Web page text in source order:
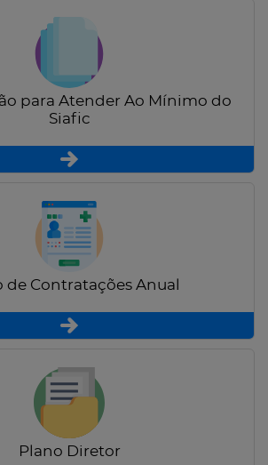
para Atender Ao Mínimo do
Siafic
de Contratações Anual
Plano Diretor